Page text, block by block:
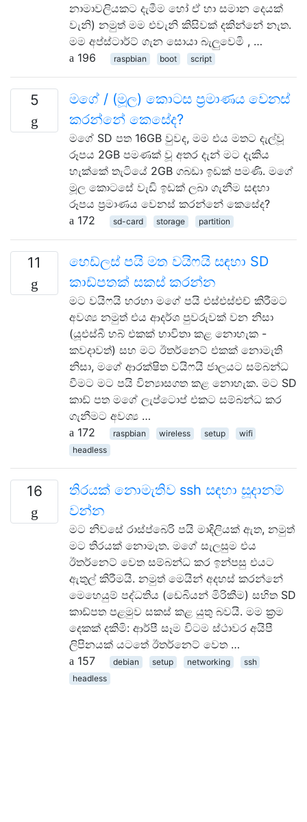
නාමාවලියකට දැමීම හෝ ඒ හා සමාන දෙයක්
වැනි) නමුත් මම එවැනි කිසිවක් දකින්නේ නැත.
මම අප්ස්ටාර්ට් ගැන සොයා බැලුවෙමි , …
196
raspbian boot script
5
මගේ / (මූල) කොටස ප්‍රමාණය වෙනස්
කරන්නේ කෙසේද?
මගේ SD පත 16GB වුවද, මම එය මතට දැල්වූ
රූපය 2GB පමණක් වූ අතර දැන් මට දැකිය
හැක්කේ තැටියේ 2GB ගබඩා ඉඩක් පමණි. මගේ
මූල කොටසේ වැඩි ඉඩක් ලබා ගැනීම සඳහා
රූපය ප්‍රමාණය වෙනස් කරන්නේ කෙසේද?
172
sd-card storage partition
11
හෙඩ්ලස් පයි මත වයිෆයි සඳහා SD
කාඩ්පතක් සකස් කරන්න
මට වයිෆයි හරහා මගේ පයි එස්එස්එච් කිරීමට
අවශ්‍ය නමුත් එය ආදර්ශ පුවරුවක් වන නිසා
(යූඑස්බී හබ් එකක් භාවිතා කළ නොහැක -
කවදාවත්) සහ මට ඊතර්නෙට් එකක් නොමැති
නිසා, මගේ ආරක්ෂිත වයිෆයි ජාලයට සම්බන්ධ
වීමට මට පයි වින්‍යාසගත කළ නොහැක. මට SD
කාඩ් පත මගේ ලැප්ටොප් එකට සම්බන්ධ කර
ගැනීමට අවශ්‍ය …
172
raspbian wireless setup
wifi
headless
16
තිරයක් නොමැතිව ssh සඳහා සූදානම්
වන්න
මට නිවසේ රාස්ප්බෙරි පයි මාදිලියක් ඇත, නමුත්
මට තිරයක් නොමැත. මගේ සැලසුම එය
ඊතර්නෙට් වෙත සම්බන්ධ කර ඉන්පසු එයට
ඇතුල් කිරීමයි. නමුත් මෙයින් අදහස් කරන්නේ
මෙහෙයුම් පද්ධතිය (ඩෙබියන් මිරිකීම) සහිත SD
කාඩ්පත පළමුව සකස් කළ යුතු බවයි. මම ක්‍රම
දෙකක් දකිමි: ආර්පී සෑම විටම ස්ථාවර අයිපී
ලිපිනයක් යටතේ ඊතර්නෙට් වෙත …
157
debian setup networking
ssh
headless